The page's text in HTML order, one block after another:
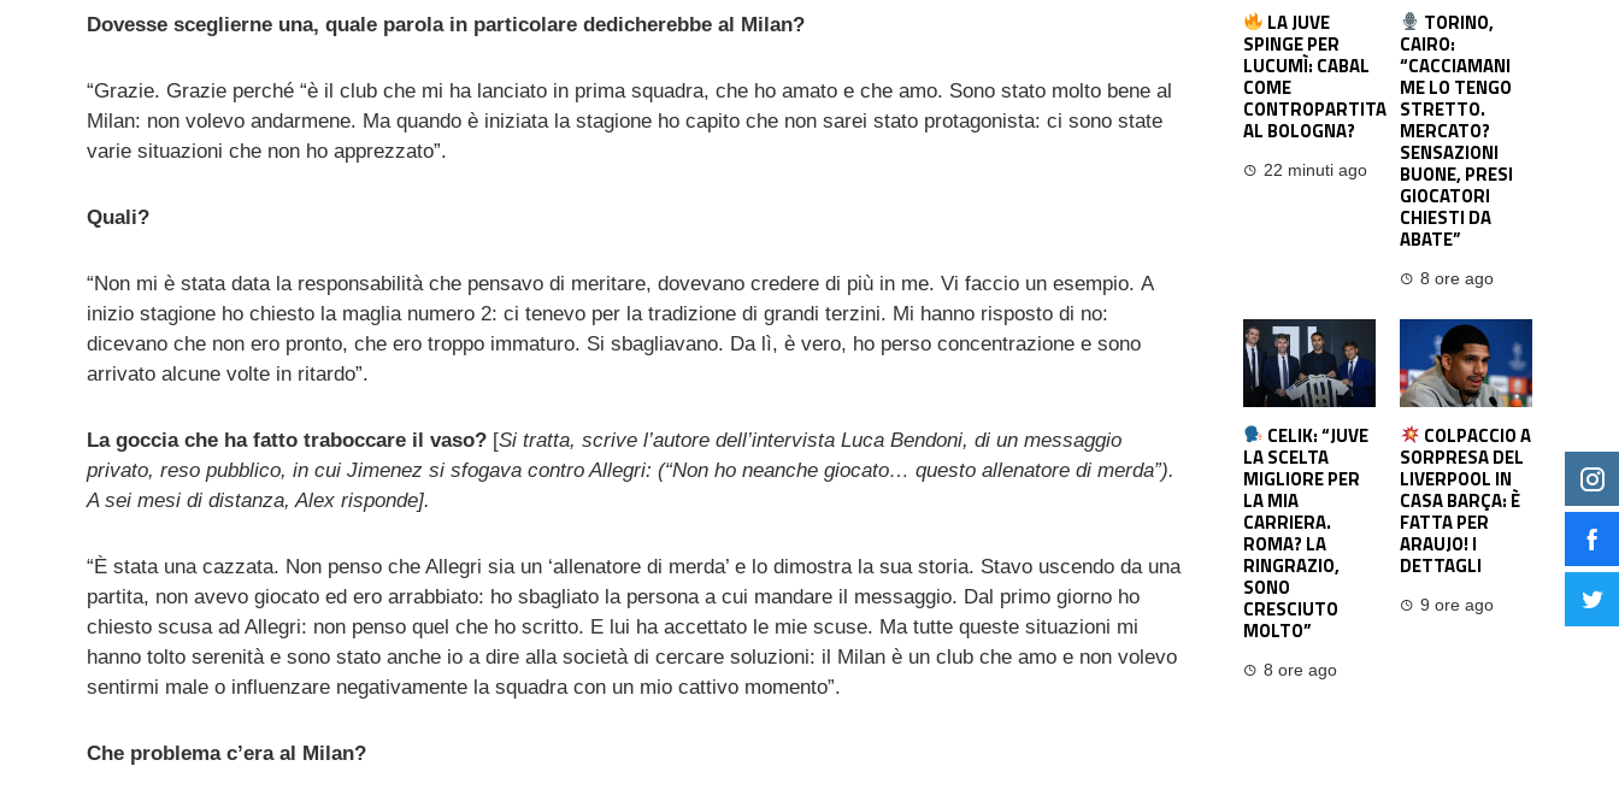
Dovesse sceglierne una, quale parola in particolare dedicherebbe al Milan?
“Grazie. Grazie perché “è il club che mi ha lanciato in prima squadra, che ho amato e che amo. Sono stato molto bene al
Milan: non volevo andarmene. Ma quando è iniziata la stagione ho capito che non sarei stato protagonista: ci sono state
varie situazioni che non ho apprezzato”.
Quali?
“Non mi è stata data la responsabilità che pensavo di meritare, dovevano credere di più in me. Vi faccio un esempio. A
inizio stagione ho chiesto la maglia numero 2: ci tenevo per la tradizione di grandi terzini. Mi hanno risposto di no:
dicevano che non ero pronto, che ero troppo immaturo. Si sbagliavano. Da lì, è vero, ho perso concentrazione e sono
arrivato alcune volte in ritardo”.
La goccia che ha fatto traboccare il vaso? [Si tratta, scrive l’autore dell’intervista Luca Bendoni, di un messaggio
privato, reso pubblico, in cui Jimenez si sfogava contro Allegri: (“Non ho neanche giocato… questo allenatore di merda”).
A sei mesi di distanza, Alex risponde].
“È stata una cazzata. Non penso che Allegri sia un ‘allenatore di merda’ e lo dimostra la sua storia. Stavo uscendo da una
partita, non avevo giocato ed ero arrabbiato: ho sbagliato la persona a cui mandare il messaggio. Dal primo giorno ho
chiesto scusa ad Allegri: non penso quel che ho scritto. E lui ha accettato le mie scuse. Ma tutte queste situazioni mi
hanno tolto serenità e sono stato anche io a dire alla società di cercare soluzioni: il Milan è un club che amo e non volevo
sentirmi male o influenzare negativamente la squadra con un mio cattivo momento”.
Che problema c’era al Milan?
LA JUVE
SPINGE PER
LUCUMÌ: CABAL
COME
CONTROPARTITA
AL BOLOGNA?
22 minuti ago
TORINO,
CAIRO:
“CACCIAMANI
ME LO TENGO
STRETTO.
MERCATO?
SENSAZIONI
BUONE, PRESI
GIOCATORI
CHIESTI DA
ABATE”
8 ore ago
CELIK: “JUVE
LA SCELTA
MIGLIORE PER
LA MIA
CARRIERA.
ROMA? LA
RINGRAZIO,
SONO
CRESCIUTO
MOLTO”
8 ore ago
COLPACCIO A
SORPRESA DEL
LIVERPOOL IN
CASA BARÇA: È
FATTA PER
ARAUJO! I
DETTAGLI
9 ore ago